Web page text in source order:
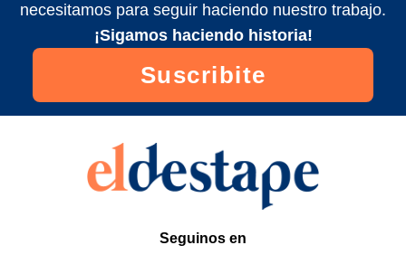
necesitamos para seguir haciendo nuestro trabajo.
¡Sigamos haciendo historia!
Suscribite
Seguinos en